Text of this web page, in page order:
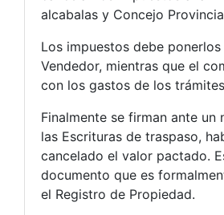
alcabalas y Concejo
Los impuestos debe
Vendedor, mientras que el
con los gastos de los
Finalmente se firman ante un
las Escrituras de traspaso,
cancelado el valor pactado.
documento que es
el Registro de Propiedad.